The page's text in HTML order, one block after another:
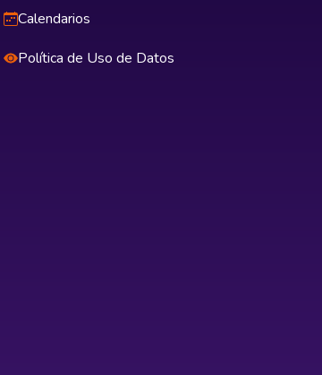
Calendarios
Política de Uso de Datos